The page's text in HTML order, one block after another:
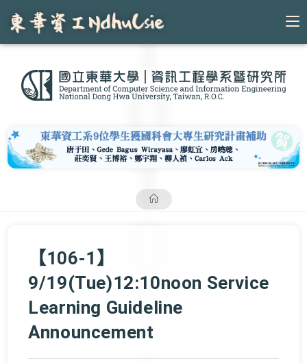
content
【106-1】
9/19(Tue)12:10noon Service
Learning Guideline
Announcement